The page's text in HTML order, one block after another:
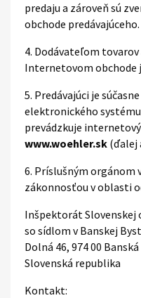
predaju a zároveň sú
obchode predávajúceho.
4. Dodávateľom
Internetovom obchode
5. Predávajúci je
elektronického
prevádzkuje
www.woehler.sk (ďalej
6. Príslušným orgánom
zákonnosťou v oblasti
Inšpektorát Slovenskej
so sídlom v Banskej
Dolná 46, 974 00
Slovenská republika
Kontakt: